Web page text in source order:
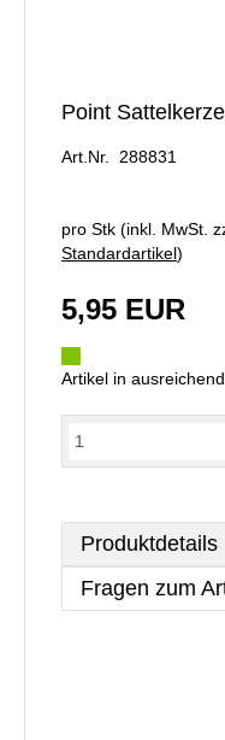
Point
Art.Nr. 288831
pro Stk (inkl. MwSt.
Standardartikel)
5,95 EUR
Artikel in
Produktdetails
Fragen zum